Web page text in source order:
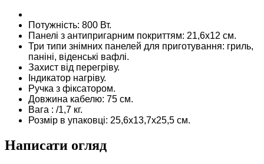
Потужність: 800 Вт.
Панелі з антипригарним покриттям: 21,6х12 см.
Три типи знімних панелей для приготування: гриль,
паніні, віденські вафлі.
Захист від перегріву.
Індикатор нагріву.
Ручка з фіксатором.
Довжина кабелю: 75 см.
Вага : /1,7 кг.
Розмір в упаковці: 25,6х13,7х25,5 см.
Написати огляд